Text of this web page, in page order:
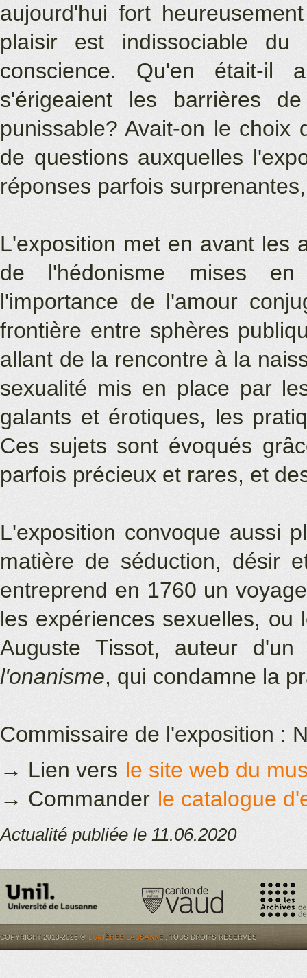
aujourd'hui fort
plaisir est indissociable
conscience. Qu'en était-il
s'érigeaient les barrières
punissable? Avait-on le
de questions auxquelles
réponses parfois
L'exposition met en avant les
de l'hédonisme mises en
l'importance de l'amour
frontière entre sphères
allant de la rencontre à la
sexualité mis en place par
galants et érotiques, les
Ces sujets sont évoqués
parfois précieux et rares, et
L'exposition convoque aussi
matière de séduction, désir
entreprend en 1760 un
les expériences sexuelles, ou
Auguste Tissot, auteur
l'onanisme, qui condamne la
Commissaire de l'exposition :
→ Lien vers le site web du
→ Commander le catalogue
Actualité publiée le 11.06.2020
COPYRIGHT 2013-2026 © LUMIÈRES.LAUSANNE . TOUS DROITS RÉSERVÉS.